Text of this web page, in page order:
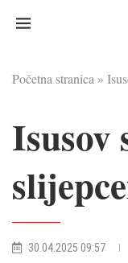
Početna stranica »
Isusov
30.04.2025 09:57